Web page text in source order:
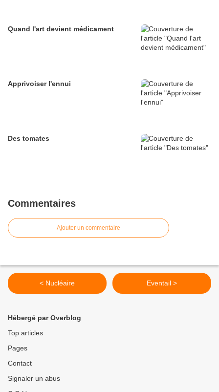
Quand l'art devient médicament
Apprivoiser l'ennui
Des tomates
Commentaires
Ajouter un commentaire
< Nucléaire Eventail >
Hébergé par Overblog
Top articles
Pages
Contact
Signaler un abus